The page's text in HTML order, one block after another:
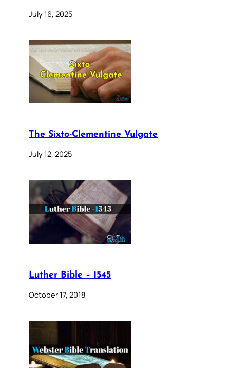
July 16, 2025
The Sixto-Clementine Vulgate
July 12, 2025
Luther Bible – 1545
October 17, 2018